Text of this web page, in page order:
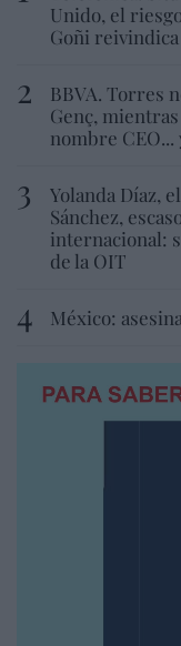
Unido, el
Goñi
BBVA. Torres
Genç,
nombre
Yolanda Díaz,
Sánchez,
internacional:
de la OIT
México: